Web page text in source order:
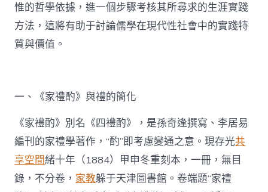
惟的哲學依據，進一個步驟考核其所尋求的生涯實踐
方法，這將有助于討論儒學在現代性社會中的實踐特
質與價值。
一、《家禮酌》與禮的簡化
《家禮酌》別名《四禮酌》，是孫奇逢撰寫、李居易
編刊的家禮學著作，“酌”即考慮變通之意。現存光共
享空間緒十年（1884）甲申冬重刻本，一冊，無目
錄，不分卷， 家教躲于天津圖書館。卷端題“家禮